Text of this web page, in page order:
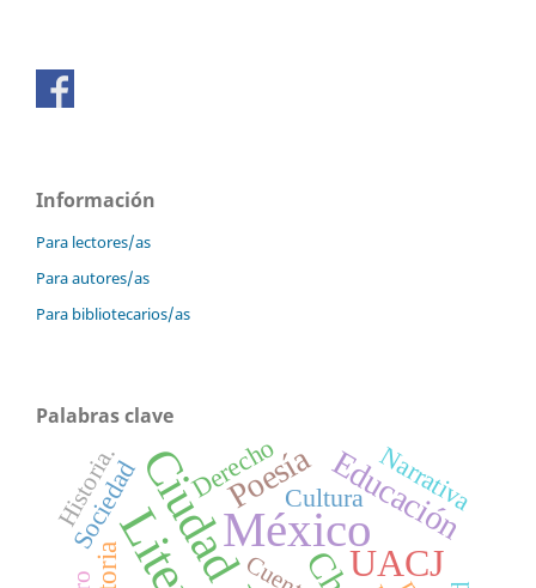
Información
Para lectores/as
Para autores/as
Para bibliotecarios/as
Palabras clave
México
UACJ
PoesíaEducación
Cultura
Sociedad Derecho Narrativa
Historia.